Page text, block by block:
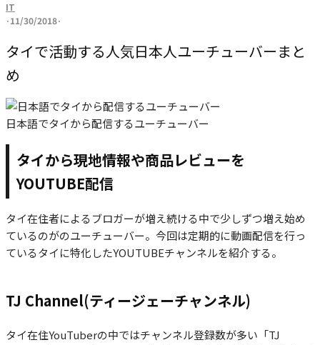
IT
·11/30/2018·
タイで活動する人気日本人ユーチューバーまと
め
日本語でタイから配信するユーチューバー
タイから現地情報や商品レビューを
YOUTUBE配信
タイ在住者によるブロガーが増え続ける中で少しずつ増え始め
ているのがのユーチューバー。今回は定期的に動画配信を行っ
ているタイに特化したYOUTUBEチャンネルを紹介する。
TJ Channel(ティージェーチャンネル)
タイ在住YouTuberの中ではチャンネル登録数が多い「TJ